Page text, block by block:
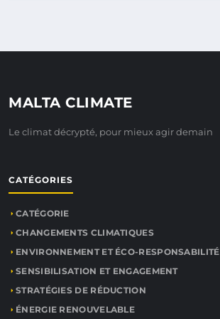
MALTA CLIMATE
Le climat décrypté, pour mieux agir demain
CATÉGORIES
CATÉGORIE
CHANGEMENTS CLIMATIQUES
ENVIRONNEMENT ET ÉCO-RESPONSABILITÉ
SENSIBILISATION ET ENGAGEMENT
STRATÉGIES DE RÉDUCTION
ÉNERGIE RENOUVELABLE